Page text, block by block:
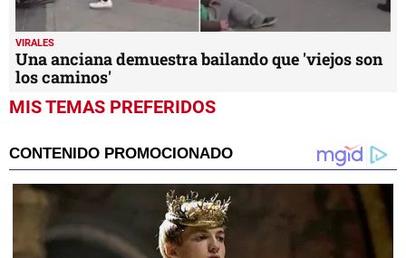
VIRALES
Una anciana demuestra bailando que 'viejos son
los caminos'
MIS TEMAS PREFERIDOS